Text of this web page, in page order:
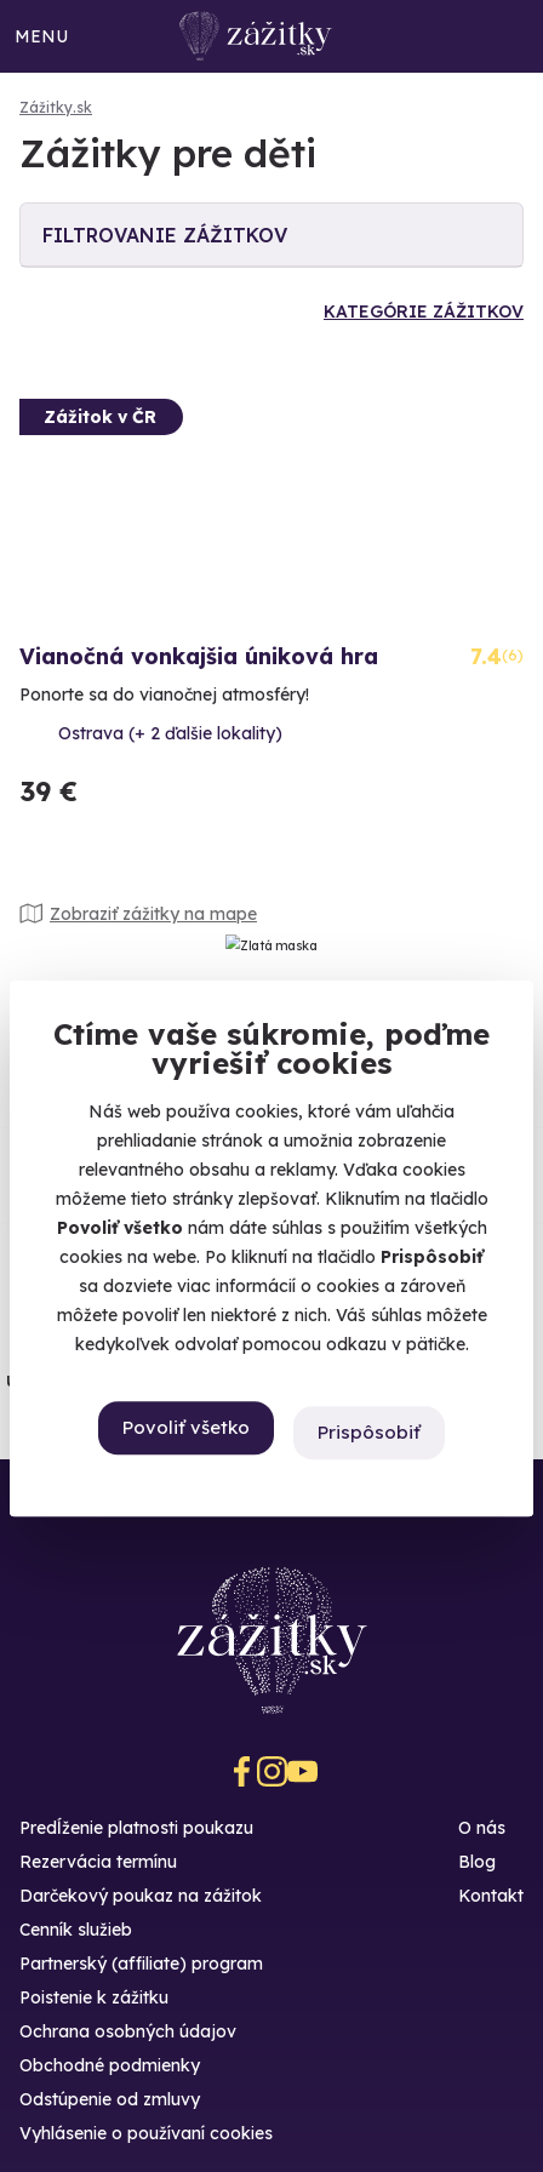
Ctíme vaše súkromie, poďme
vyriešiť cookies
Náš web používa cookies, ktoré vám uľahčia
prehliadanie stránok a umožnia zobrazenie
relevantného obsahu a reklamy. Vďaka cookies
môžeme tieto stránky zlepšovať. Kliknutím na tlačidlo
Povoliť všetko nám dáte súhlas s použitím všetkých
cookies na webe. Po kliknutí na tlačidlo Prispôsobiť
sa dozviete viac informácií o cookies a zároveň
môžete povoliť len niektoré z nich. Váš súhlas môžete
kedykoľvek odvolať pomocou odkazu v pätičke.
Povoliť všetko Prispôsobiť
MENU
Zážitky.sk
Zážitky pre děti
FILTROVANIE ZÁŽITKOV
KATEGÓRIE ZÁŽITKOV
Zážitok v ČR
Vianočná vonkajšia úniková hra 7.4(6)
Ponorte sa do vianočnej atmosféry!
Ostrava (+ 2 ďalšie lokality)
39 €
Zobraziť zážitky na mape
Na heureka.czmáme
96% spokojnosť zákazníkov.
Čo si o nás myslia
Zobraziť ohlasy
Všetko vieme poistiť
Človek nikdy nevie. Máme najvyššie
úrazové poistenie z ponuky zážitkových
agentúr.
Predĺženie platnosti poukazu
Rezervácia termínu
Darčekový poukaz na zážitok
O nás
Blog
Kontakt
Cenník služieb
Partnerský (affiliate) program
Poistenie k zážitku
Ochrana osobných údajov
Obchodné podmienky
Odstúpenie od zmluvy
Vyhlásenie o používaní cookies